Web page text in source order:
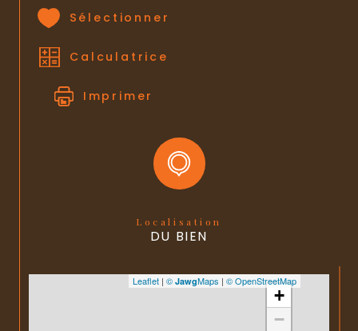
Sélectionner
Calculatrice
Imprimer
Localisation
DU BIEN
+
−
Leaflet | © JawgMaps | © OpenStreetMap